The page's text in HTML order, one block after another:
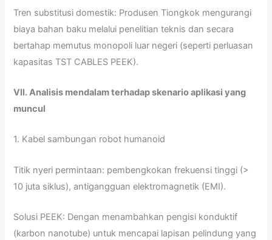
Tren substitusi domestik: Produsen Tiongkok mengurangi
biaya bahan baku melalui penelitian teknis dan secara
bertahap memutus monopoli luar negeri (seperti perluasan
kapasitas TST CABLES PEEK).
VII. Analisis mendalam terhadap skenario aplikasi yang
muncul
1. Kabel sambungan robot humanoid
Titik nyeri permintaan: pembengkokan frekuensi tinggi (>
10 juta siklus), antigangguan elektromagnetik (EMI).
Solusi PEEK: Dengan menambahkan pengisi konduktif
(karbon nanotube) untuk mencapai lapisan pelindung yang